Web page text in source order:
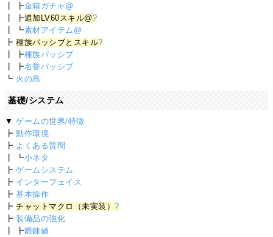
┃ ┣金箱ガチャ@
┃ ┣追加LV60スキル@?
┃ ┗素材アイテム@
┣種族パッシブとスキル?
┃ ┣種族パッシブ
┃ ┣名誉パッシブ
┗ 火の島
基礎/システム
▼ゲームの世界/特徴
┣動作環境
┣ よくある質問
┃ ┗小ネタ
┣ゲームシステム
┣ インターフェイス
┣基本操作
┣チャットマクロ（未実装）?
┣装備品の強化
┃ ┣鍛錬値